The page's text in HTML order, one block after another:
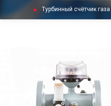
Турбинный счётчик